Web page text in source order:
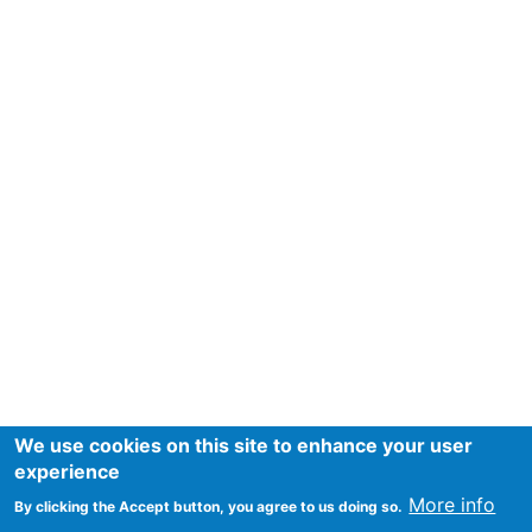
We use cookies on this site to enhance your user
experience
By clicking the Accept button, you agree to us doing so. More info